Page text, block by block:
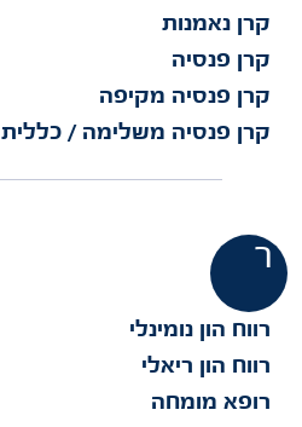
קרן נאמנות
קרן פנסיה
קרן פנסיה מקיפה
קרן פנסיה משלימה / כללית
ר
רווח הון נומינלי
רווח הון ריאלי
רופא מומחה